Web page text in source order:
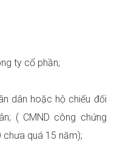
ty cổ phần;
dân hoặc hộ chiếu đối
( CMND công chứng
chưa quá 15 năm);